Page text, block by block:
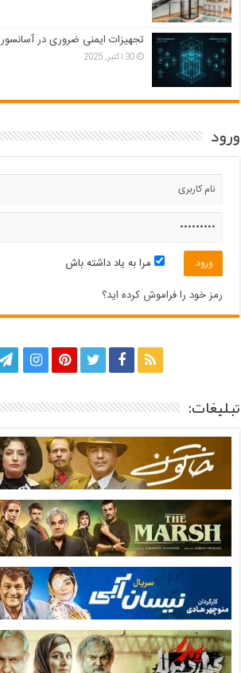
تجهیزات ایمنی ضروری در آسانسور
30 اکتبر, 2025
ورود
مرا به یاد داشته باش
رمز خود را فراموش کرده اید؟
تبلیغات: